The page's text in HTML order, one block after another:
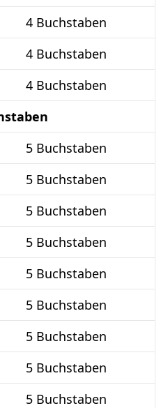
4 Buchstaben
4 Buchstaben
4 Buchstaben
5 Buchstaben
5 Buchstaben
5 Buchstaben
5 Buchstaben
5 Buchstaben
5 Buchstaben
5 Buchstaben
5 Buchstaben
5 Buchstaben